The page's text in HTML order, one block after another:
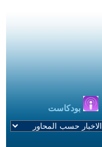
بودكاست